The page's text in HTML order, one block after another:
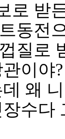
로 받
동전
질로
이야?
왜
수다